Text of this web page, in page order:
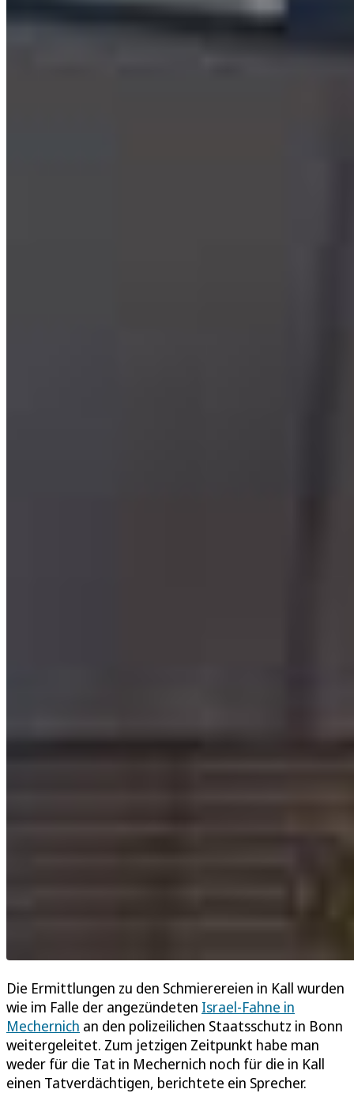
Die Ermittlungen zu den Schmierereien in Kall wurden
wie im Falle der angezündeten Israel-Fahne in
Mechernich an den polizeilichen Staatsschutz in Bonn
weitergeleitet. Zum jetzigen Zeitpunkt habe man
weder für die Tat in Mechernich noch für die in Kall
einen Tatverdächtigen, berichtete ein Sprecher.